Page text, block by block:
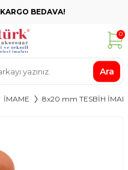
KARGO BEDAVA!
Ara
0
İMAME 8x20 mm TESBİH